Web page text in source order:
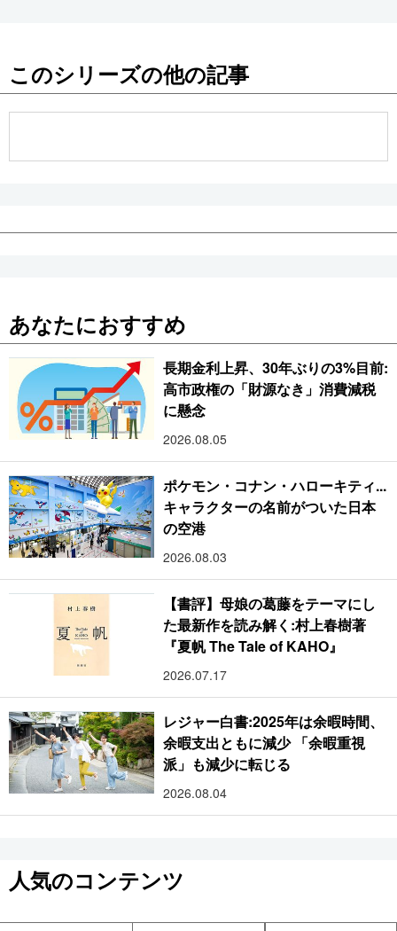
このシリーズの他の記事
あなたにおすすめ
長期金利上昇、30年ぶりの3%目前:
高市政権の「財源なき」消費減税
に懸念
2026.08.05
ポケモン・コナン・ハローキティ...
キャラクターの名前がついた日本
の空港
2026.08.03
【書評】母娘の葛藤をテーマにし
た最新作を読み解く:村上春樹著
『夏帆 The Tale of KAHO』
2026.07.17
レジャー白書:2025年は余暇時間、
余暇支出ともに減少 「余暇重視
派」も減少に転じる
2026.08.04
人気のコンテンツ